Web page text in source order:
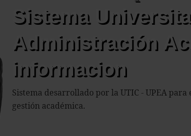
Sistema
Administración
informacion
Sistema desarrollado por la UTIC - UPEA
gestión académica.